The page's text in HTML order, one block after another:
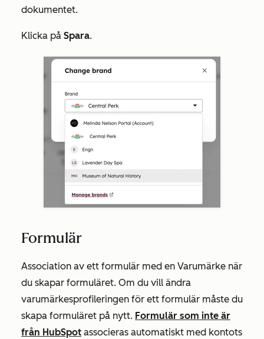
dokumentet.
Klicka på Spara.
Formulär
Association av ett formulär med en Varumärke när
du skapar formuläret. Om du vill ändra
varumärkesprofileringen för ett formulär måste du
skapa formuläret på nytt. Formulär som inte är
från HubSpot associeras automatiskt med kontots